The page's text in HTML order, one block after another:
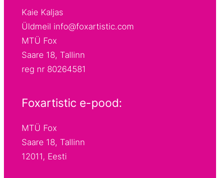
Kaie Kaljas
Üldmeil info@foxartistic.com
MTÜ Fox
Saare 18, Tallinn
reg nr 80264581
Foxartistic e-pood:
MTÜ Fox
Saare 18, Tallinn
12011, Eesti